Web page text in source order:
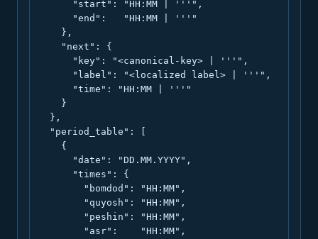
      "start": "HH:MM | '''",
      "end":   "HH:MM | '''"
    },
    "next": {
      "key": "<canonical-key> | '''",
      "label": "<localized label> | '''",
      "time": "HH:MM | '''"
    }
  },
  "period_table": [
    {
      "date": "DD.MM.YYYY",
      "times": {
        "bomdod": "HH:MM",
        "quyosh": "HH:MM",
        "peshin": "HH:MM",
        "asr":    "HH:MM",